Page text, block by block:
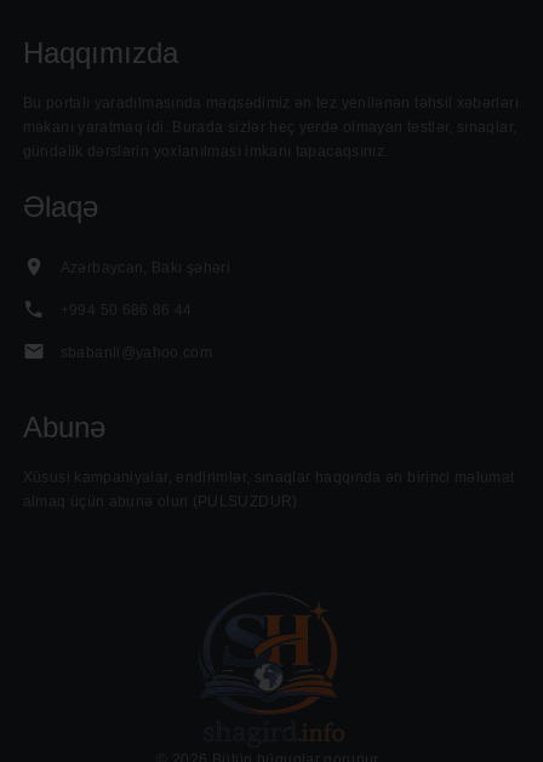
Haqqımızda
Bu portalı yaradılmasında məqsədimiz ən tez yenilənən təhsil xəbərlərı
məkanı yaratmaq idi. Burada sizlər heç yerdə olmayan testlər, sınaqlar,
gündəlik dərslərin yoxlanılması imkanı tapacaqsınız.
Əlaqə
Azərbaycan, Bakı şəhəri
+994 50 686 86 44
sbabanli@yahoo.com
Abunə
Xüsusi kampaniyalar, endirimlər, sınaqlar haqqında ən birinci məlumat
almaq üçün abunə olun (PULSUZDUR)